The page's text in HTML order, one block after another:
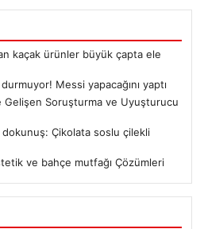
kaçak ürünler büyük çapta ele
Messi yapacağını yaptı
Gelişen Soruşturma ve Uyuşturucu
Çikolata soslu çilekli
ve bahçe mutfağı Çözümleri